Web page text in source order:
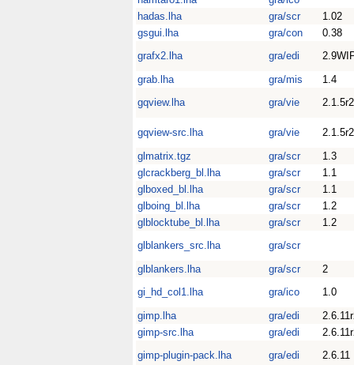
hadas.lha
gra/scr
1.02
gsgui.lha
gra/con
0.38
grafx2.lha
gra/edi
grab.lha
gra/mis
1.4
gqview.lha
gra/vie 2.1.5r2
gqview-src.lha gra/vie
2.1.5r2
glmatrix.tgz
gra/scr
1.3
glcrackberg_bl.lha
gra/scr
1.1
glboxed_bl.lha
gra/scr
1.1
glboing_bl.lha
gra/scr
1.2
glblocktube_bl.lha
gra/scr
1.2
glblankers_src.lha
gra/scr
glblankers.lha
gra/scr
2
gi_hd_col1.lha
gra/ico
1.0
gimp.lha
gra/edi
gimp-src.lha
gra/edi
gimp-plugin-pack.lha
gra/edi 2.6.11